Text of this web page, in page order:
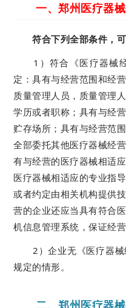
一、郑州医疗器
符合下列全部条件，
1）符合《医疗器械经
定：具有与经营范围和经
质量管理人员，质量管理
学历或者职称；具有与经
贮存场所；具有与经营范
全部委托其他医疗器械经
有与经营的医疗器械相适
医疗器械相适应的专业指
或者约定由相关机构提供
营的企业还应当具有符合
机信息管理系统，保证经营
2）企业无《医疗器械
规定的情形。